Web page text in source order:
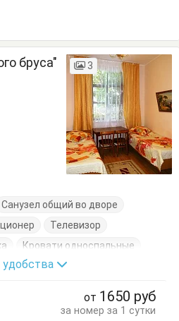
бруса" 3
Санузел общий во дворе
Телевизор
Кровати односпальные
столик
удобства
от 1650 руб
за номер за 1 сутки